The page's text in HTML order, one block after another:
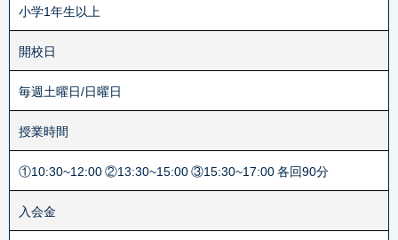
小学1年生以上
開校日
毎週土曜日/日曜日
授業時間
①10:30~12:00 ②13:30~15:00 ③15:30~17:00 各回90分
入会金